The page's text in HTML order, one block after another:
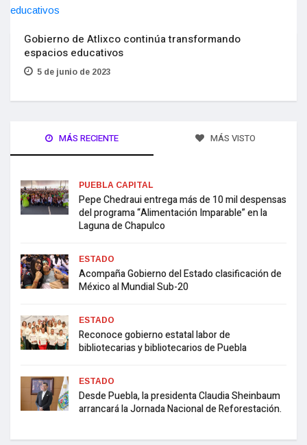
Gobierno de Atlixco continúa transformando
espacios educativos
5 de junio de 2023
MÁS RECIENTE MÁS VISTO
PUEBLA CAPITAL
Pepe Chedraui entrega más de 10 mil despensas
del programa “Alimentación Imparable” en la
Laguna de Chapulco
ESTADO
Acompaña Gobierno del Estado clasificación de
México al Mundial Sub-20
ESTADO
Reconoce gobierno estatal labor de
bibliotecarias y bibliotecarios de Puebla
ESTADO
Desde Puebla, la presidenta Claudia Sheinbaum
arrancará la Jornada Nacional de Reforestación.